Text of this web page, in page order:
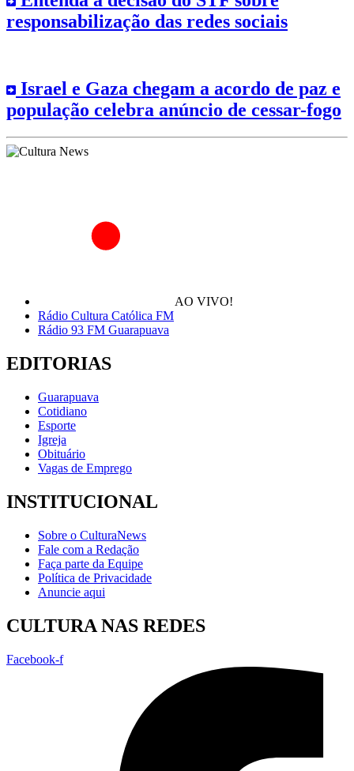
responsabilização das redes sociais
Israel e Gaza chegam a acordo de paz e
população celebra anúncio de cessar-fogo
AO VIVO!
Rádio Cultura Católica FM
Rádio 93 FM Guarapuava
EDITORIAS
Guarapuava
Cotidiano
Esporte
Igreja
Obituário
Vagas de Emprego
INSTITUCIONAL
Sobre o CulturaNews
Fale com a Redação
Faça parte da Equipe
Política de Privacidade
Anuncie aqui
CULTURA NAS REDES
Facebook-f